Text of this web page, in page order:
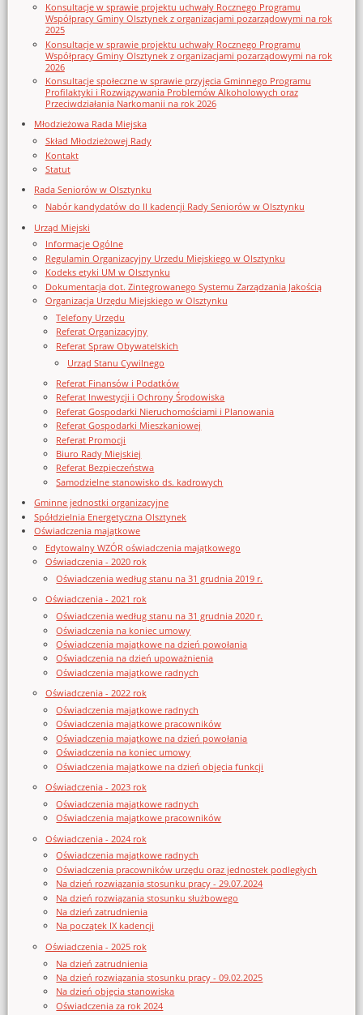
Konsultacje w sprawie projektu uchwały Rocznego Programu
Współpracy Gminy Olsztynek z organizacjami pozarządowymi na rok
2025
Konsultacje w sprawie projektu uchwały Rocznego Programu
Współpracy Gminy Olsztynek z organizacjami pozarządowymi na rok
2026
Konsultacje społeczne w sprawie przyjęcia Gminnego Programu
Profilaktyki i Rozwiązywania Problemów Alkoholowych oraz
Przeciwdziałania Narkomanii na rok 2026
Młodzieżowa Rada Miejska
Skład Młodzieżowej Rady
Kontakt
Statut
Rada Seniorów w Olsztynku
Nabór kandydatów do II kadencji Rady Seniorów w Olsztynku
Urząd Miejski
Informacje Ogólne
Regulamin Organizacyjny Urzedu Miejskiego w Olsztynku
Kodeks etyki UM w Olsztynku
Dokumentacja dot. Zintegrowanego Systemu Zarządzania Jakością
Organizacja Urzędu Miejskiego w Olsztynku
Telefony Urzędu
Referat Organizacyjny
Referat Spraw Obywatelskich
Urząd Stanu Cywilnego
Referat Finansów i Podatków
Referat Inwestycji i Ochrony Środowiska
Referat Gospodarki Nieruchomościami i Planowania
Referat Gospodarki Mieszkaniowej
Referat Promocji
Biuro Rady Miejskiej
Referat Bezpieczeństwa
Samodzielne stanowisko ds. kadrowych
Gminne jednostki organizacyjne
Spółdzielnia Energetyczna Olsztynek
Oświadczenia majątkowe
Edytowalny WZÓR oświadczenia majątkowego
Oświadczenia - 2020 rok
Oświadczenia według stanu na 31 grudnia 2019 r.
Oświadczenia - 2021 rok
Oświadczenia według stanu na 31 grudnia 2020 r.
Oświadczenia na koniec umowy
Oświadczenia majątkowe na dzień powołania
Oświadczenia na dzień upoważnienia
Oświadczenia majątkowe radnych
Oświadczenia - 2022 rok
Oświadczenia majątkowe radnych
Oświadczenia majątkowe pracowników
Oświadczenia majątkowe na dzień powołania
Oświadczenia na koniec umowy
Oświadczenia majątkowe na dzień objęcia funkcji
Oświadczenia - 2023 rok
Oświadczenia majątkowe radnych
Oświadczenia majątkowe pracowników
Oświadczenia - 2024 rok
Oświadczenia majątkowe radnych
Oświadczenia pracowników urzędu oraz jednostek podległych
Na dzień rozwiązania stosunku pracy - 29.07.2024
Na dzień rozwiązania stosunku służbowego
Na dzień zatrudnienia
Na początek IX kadencji
Oświadczenia - 2025 rok
Na dzień zatrudnienia
Na dzień rozwiązania stosunku pracy - 09.02.2025
Na dzień objęcia stanowiska
Oświadczenia za rok 2024